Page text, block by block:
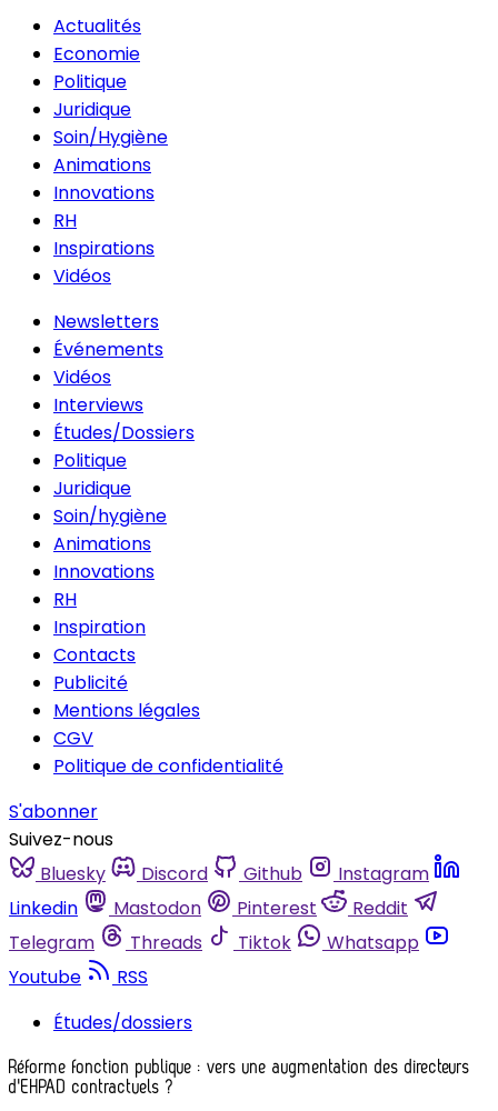
Actualités
Economie
Politique
Juridique
Soin/Hygiène
Animations
Innovations
RH
Inspirations
Vidéos
Newsletters
Événements
Vidéos
Interviews
Études/Dossiers
Politique
Juridique
Soin/hygiène
Animations
Innovations
RH
Inspiration
Contacts
Publicité
Mentions légales
CGV
Politique de confidentialité
S'abonner
Suivez-nous
Bluesky
Discord Github
Instagram
Linkedin
Mastodon Pinterest
Reddit
Telegram
Threads Tiktok
Whatsapp
Youtube
RSS
Études/dossiers
Réforme fonction publique : vers une augmentation des directeurs
d'EHPAD contractuels ?